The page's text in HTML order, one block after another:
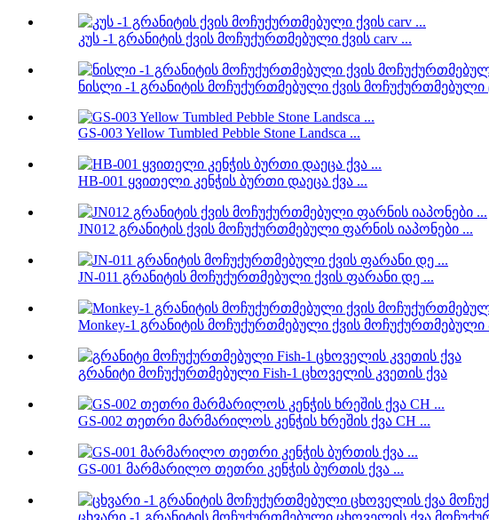
კუს -1 გრანიტის ქვის მოჩუქურთმებული ქვის carv ...
ნისლი -1 გრანიტის მოჩუქურთმებული ქვის
GS-003 Yellow Tumbled Pebble Stone Landsca ...
HB-001 ყვითელი კენჭის ბურთი დაეცა ქვა ...
JN012 გრანიტის ქვის მოჩუქურთმებული ფარნის იაპონები ...
JN-011 გრანიტის მოჩუქურთმებული ქვის ფარანი დე ...
Monkey-1 გრანიტის მოჩუქურთმებული ქვის მოჩუქურთმებული
გრანიტი მოჩუქურთმებული Fish-1 ცხოველის კვეთის ქვა
GS-002 თეთრი მარმარილოს კენჭის ხრეშის ქვა CH ...
GS-001 მარმარილო თეთრი კენჭის ბურთის ქვა ...